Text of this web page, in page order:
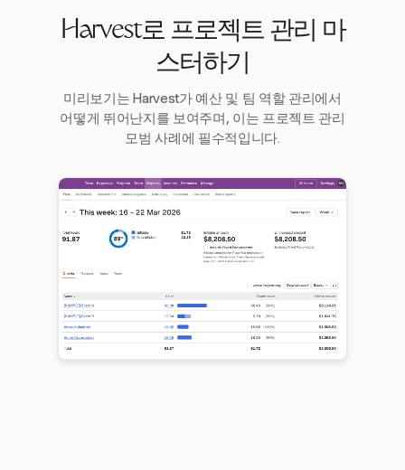
Harvest로 프로젝트 관리 마
스터하기
미리보기는 Harvest가 예산 및 팀 역할 관리에서
어떻게 뛰어난지를 보여주며, 이는 프로젝트 관리
모범 사례에 필수적입니다.